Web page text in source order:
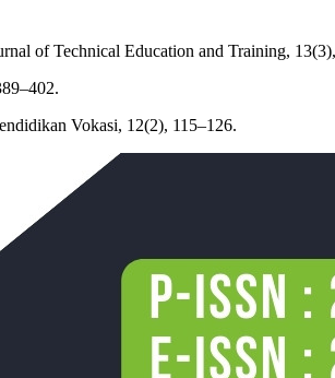
of Technical Education and Training,
Vokasi, 12(2), 115–126.